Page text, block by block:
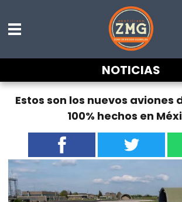
NOTICIAS
Estos son los nuevos aviones
100% hechos en